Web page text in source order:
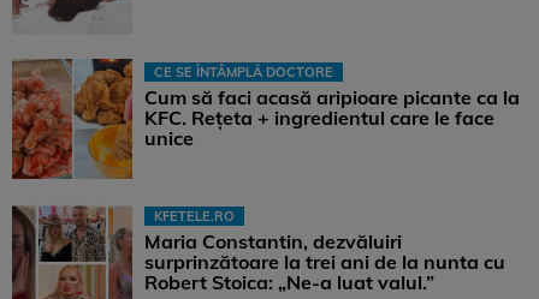
CE SE ÎNTÂMPLĂ DOCTORE
Cum să faci acasă aripioare picante ca la
KFC. Rețeta + ingredientul care le face
unice
KFETELE.RO
Maria Constantin, dezvăluiri
surprinzătoare la trei ani de la nunta cu
Robert Stoica: „Ne-a luat valul.”